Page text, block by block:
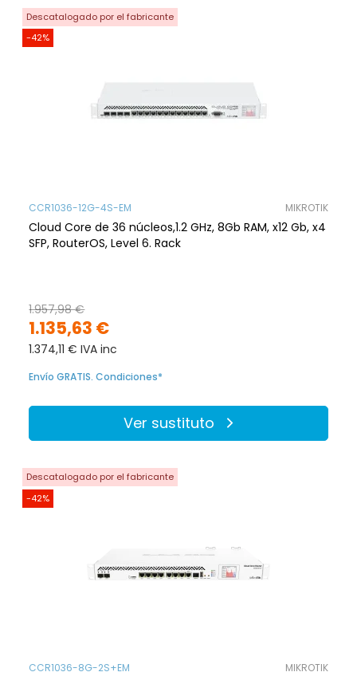
Descatalogado por el fabricante
-42%
CCR1036-12G-4S-EM MIKROTIK
Cloud Core de 36 núcleos,1.2 GHz, 8Gb RAM, x12 Gb, x4
SFP, RouterOS, Level 6. Rack
1.135,63 €
1.957,98 €
1.374,11 € IVA inc
Envío GRATIS. Condiciones*
Ver sustituto
Descatalogado por el fabricante
-42%
CCR1036-8G-2S+EM MIKROTIK